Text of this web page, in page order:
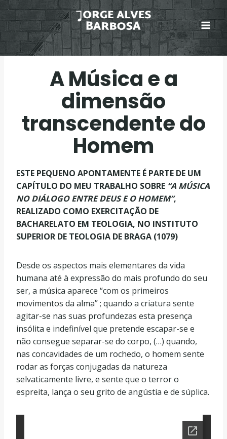
Skip
content
A Música e a
dimensão
transcendente do
Homem
ESTE PEQUENO APONTAMENTE É PARTE DE UM
CAPÍTULO DO MEU TRABALHO SOBRE “A MÚSICA
NO DIÁLOGO ENTRE DEUS E O HOMEM”,
REALIZADO COMO EXERCITAÇÃO DE
BACHARELATO EM TEOLOGIA, NO INSTITUTO
SUPERIOR DE TEOLOGIA DE BRAGA (1079)
Desde os aspectos mais elementares da vida
humana até à expressão do mais profundo do seu
ser, a música aparece “com os primeiros
movimentos da alma” ; quando a criatura sente
agitar-se nas suas profundezas esta presença
insólita e indefinível que pretende escapar-se e
não consegue sepa­rar-se do corpo, (…) quando,
nas concavidades de um rochedo, o homem sente
rodar as forças conjugadas da natureza
selvaticamente livre, e sente que o terror o
espreita, lança o seu grito de angústia e de súplica.